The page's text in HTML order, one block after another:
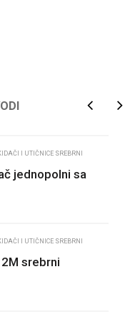
I UTIČNICE SREBRNI
jednopolni sa
16A 1M
I UTIČNICE SREBRNI
srebrni